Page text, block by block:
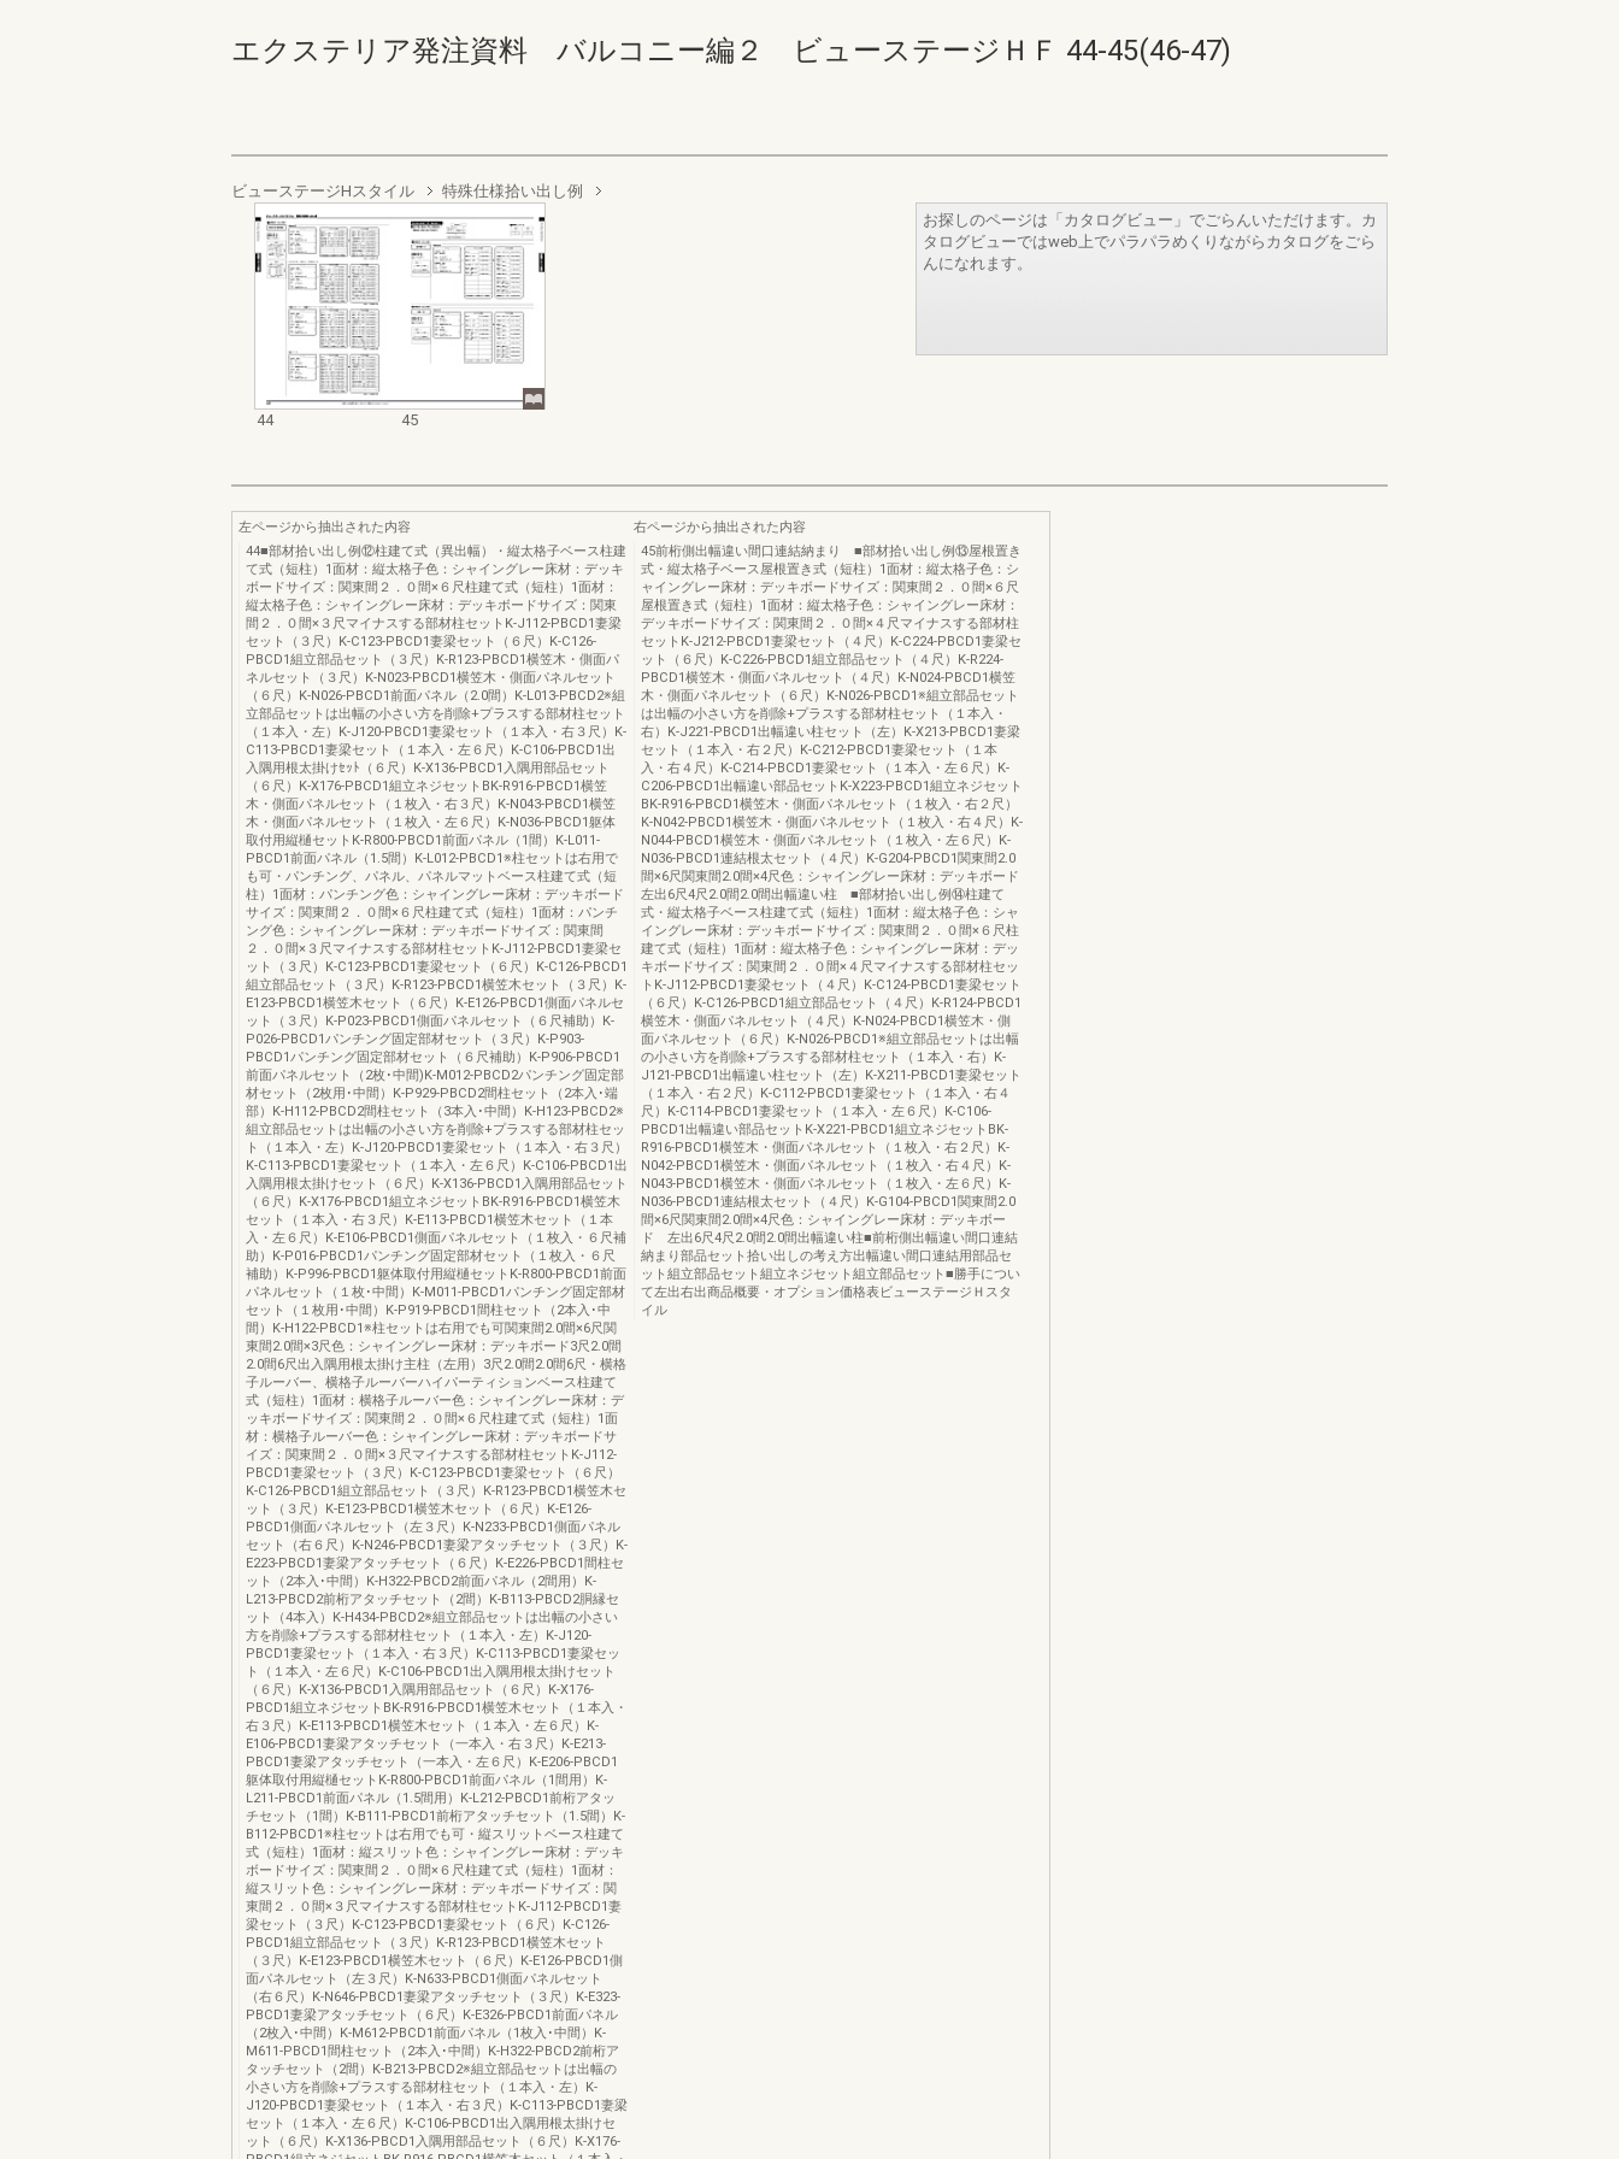
エクステリア発注資料 バルコニー編２ ビューステージＨＦ 44-45(46-47)
ビューステージHスタイル 特殊仕様拾い出し例
44 45
お探しのページは「カタログビュー」でごらんいただけます。カ
タログビューではweb上でパラパラめくりながらカタログをごら
んになれます。
左ページから抽出された内容
44■部材拾い出し例⑫柱建て式（異出幅）・縦太格子ベース柱建
て式（短柱）1面材：縦太格子色：シャイングレー床材：デッキ
ボードサイズ：関東間２．０間×６尺柱建て式（短柱）1面材：
縦太格子色：シャイングレー床材：デッキボードサイズ：関東
間２．０間×３尺マイナスする部材柱セットK-J112-PBCD1妻梁
セット（３尺）K-C123-PBCD1妻梁セット（６尺）K-C126-
PBCD1組立部品セット（３尺）K-R123-PBCD1横笠木・側面パ
ネルセット（３尺）K-N023-PBCD1横笠木・側面パネルセット
（６尺）K-N026-PBCD1前面パネル（2.0間）K-L013-PBCD2※組
立部品セットは出幅の小さい方を削除+プラスする部材柱セット
（１本入・左）K-J120-PBCD1妻梁セット（１本入・右３尺）K-
C113-PBCD1妻梁セット（１本入・左６尺）K-C106-PBCD1出
入隅用根太掛けｾｯﾄ（６尺）K-X136-PBCD1入隅用部品セット
（６尺）K-X176-PBCD1組立ネジセットBK-R916-PBCD1横笠
木・側面パネルセット（１枚入・右３尺）K-N043-PBCD1横笠
木・側面パネルセット（１枚入・左６尺）K-N036-PBCD1躯体
取付用縦樋セットK-R800-PBCD1前面パネル（1間）K-L011-
PBCD1前面パネル（1.5間）K-L012-PBCD1※柱セットは右用で
も可・パンチング、パネル、パネルマットベース柱建て式（短
柱）1面材：パンチング色：シャイングレー床材：デッキボード
サイズ：関東間２．０間×６尺柱建て式（短柱）1面材：パンチ
ング色：シャイングレー床材：デッキボードサイズ：関東間
２．０間×３尺マイナスする部材柱セットK-J112-PBCD1妻梁セ
ット（３尺）K-C123-PBCD1妻梁セット（６尺）K-C126-PBCD1
組立部品セット（３尺）K-R123-PBCD1横笠木セット（３尺）K-
E123-PBCD1横笠木セット（６尺）K-E126-PBCD1側面パネルセ
ット（３尺）K-P023-PBCD1側面パネルセット（６尺補助）K-
P026-PBCD1パンチング固定部材セット（３尺）K-P903-
PBCD1パンチング固定部材セット（６尺補助）K-P906-PBCD1
前面パネルセット（2枚･中間)K-M012-PBCD2パンチング固定部
材セット（2枚用･中間）K-P929-PBCD2間柱セット（2本入･端
部）K-H112-PBCD2間柱セット（3本入･中間）K-H123-PBCD2※
組立部品セットは出幅の小さい方を削除+プラスする部材柱セッ
ト（１本入・左）K-J120-PBCD1妻梁セット（１本入・右３尺）
K-C113-PBCD1妻梁セット（１本入・左６尺）K-C106-PBCD1出
入隅用根太掛けセット（６尺）K-X136-PBCD1入隅用部品セット
（６尺）K-X176-PBCD1組立ネジセットBK-R916-PBCD1横笠木
セット（１本入・右３尺）K-E113-PBCD1横笠木セット（１本
入・左６尺）K-E106-PBCD1側面パネルセット（１枚入・６尺補
助）K-P016-PBCD1パンチング固定部材セット（１枚入・６尺
補助）K-P996-PBCD1躯体取付用縦樋セットK-R800-PBCD1前面
パネルセット（１枚･中間）K-M011-PBCD1パンチング固定部材
セット（１枚用･中間）K-P919-PBCD1間柱セット（2本入･中
間）K-H122-PBCD1※柱セットは右用でも可関東間2.0間×6尺関
東間2.0間×3尺色：シャイングレー床材：デッキボード3尺2.0間
2.0間6尺出入隅用根太掛け主柱（左用）3尺2.0間2.0間6尺・横格
子ルーバー、横格子ルーバーハイパーティションベース柱建て
式（短柱）1面材：横格子ルーバー色：シャイングレー床材：デ
ッキボードサイズ：関東間２．０間×６尺柱建て式（短柱）1面
材：横格子ルーバー色：シャイングレー床材：デッキボードサ
イズ：関東間２．０間×３尺マイナスする部材柱セットK-J112-
PBCD1妻梁セット（３尺）K-C123-PBCD1妻梁セット（６尺）
K-C126-PBCD1組立部品セット（３尺）K-R123-PBCD1横笠木セ
ット（３尺）K-E123-PBCD1横笠木セット（６尺）K-E126-
PBCD1側面パネルセット（左３尺）K-N233-PBCD1側面パネル
セット（右６尺）K-N246-PBCD1妻梁アタッチセット（３尺）K-
E223-PBCD1妻梁アタッチセット（６尺）K-E226-PBCD1間柱セ
ット（2本入･中間）K-H322-PBCD2前面パネル（2間用）K-
L213-PBCD2前桁アタッチセット（2間）K-B113-PBCD2胴縁セ
ット（4本入）K-H434-PBCD2※組立部品セットは出幅の小さい
方を削除+プラスする部材柱セット（１本入・左）K-J120-
PBCD1妻梁セット（１本入・右３尺）K-C113-PBCD1妻梁セッ
ト（１本入・左６尺）K-C106-PBCD1出入隅用根太掛けセット
（６尺）K-X136-PBCD1入隅用部品セット（６尺）K-X176-
PBCD1組立ネジセットBK-R916-PBCD1横笠木セット（１本入・
右３尺）K-E113-PBCD1横笠木セット（１本入・左６尺）K-
E106-PBCD1妻梁アタッチセット（一本入・右３尺）K-E213-
PBCD1妻梁アタッチセット（一本入・左６尺）K-E206-PBCD1
躯体取付用縦樋セットK-R800-PBCD1前面パネル（1間用）K-
L211-PBCD1前面パネル（1.5間用）K-L212-PBCD1前桁アタッ
チセット（1間）K-B111-PBCD1前桁アタッチセット（1.5間）K-
B112-PBCD1※柱セットは右用でも可・縦スリットベース柱建て
式（短柱）1面材：縦スリット色：シャイングレー床材：デッキ
ボードサイズ：関東間２．０間×６尺柱建て式（短柱）1面材：
縦スリット色：シャイングレー床材：デッキボードサイズ：関
東間２．０間×３尺マイナスする部材柱セットK-J112-PBCD1妻
梁セット（３尺）K-C123-PBCD1妻梁セット（６尺）K-C126-
PBCD1組立部品セット（３尺）K-R123-PBCD1横笠木セット
（３尺）K-E123-PBCD1横笠木セット（６尺）K-E126-PBCD1側
面パネルセット（左３尺）K-N633-PBCD1側面パネルセット
（右６尺）K-N646-PBCD1妻梁アタッチセット（３尺）K-E323-
PBCD1妻梁アタッチセット（６尺）K-E326-PBCD1前面パネル
（2枚入･中間）K-M612-PBCD1前面パネル（1枚入･中間）K-
M611-PBCD1間柱セット（2本入･中間）K-H322-PBCD2前桁ア
タッチセット（2間）K-B213-PBCD2※組立部品セットは出幅の
小さい方を削除+プラスする部材柱セット（１本入・左）K-
J120-PBCD1妻梁セット（１本入・右３尺）K-C113-PBCD1妻梁
セット（１本入・左６尺）K-C106-PBCD1出入隅用根太掛けセ
ット（６尺）K-X136-PBCD1入隅用部品セット（６尺）K-X176-
右ページから抽出された内容
45前桁側出幅違い間口連結納まり ■部材拾い出し例⑬屋根置き
式・縦太格子ベース屋根置き式（短柱）1面材：縦太格子色：シ
ャイングレー床材：デッキボードサイズ：関東間２．０間×６尺
屋根置き式（短柱）1面材：縦太格子色：シャイングレー床材：
デッキボードサイズ：関東間２．０間×４尺マイナスする部材柱
セットK-J212-PBCD1妻梁セット（４尺）K-C224-PBCD1妻梁セ
ット（６尺）K-C226-PBCD1組立部品セット（４尺）K-R224-
PBCD1横笠木・側面パネルセット（４尺）K-N024-PBCD1横笠
木・側面パネルセット（６尺）K-N026-PBCD1※組立部品セット
は出幅の小さい方を削除+プラスする部材柱セット（１本入・
右）K-J221-PBCD1出幅違い柱セット（左）K-X213-PBCD1妻梁
セット（１本入・右２尺）K-C212-PBCD1妻梁セット（１本
入・右４尺）K-C214-PBCD1妻梁セット（１本入・左６尺）K-
C206-PBCD1出幅違い部品セットK-X223-PBCD1組立ネジセット
BK-R916-PBCD1横笠木・側面パネルセット（１枚入・右２尺）
K-N042-PBCD1横笠木・側面パネルセット（１枚入・右４尺）K-
N044-PBCD1横笠木・側面パネルセット（１枚入・左６尺）K-
N036-PBCD1連結根太セット（４尺）K-G204-PBCD1関東間2.0
間×6尺関東間2.0間×4尺色：シャイングレー床材：デッキボード
左出6尺4尺2.0間2.0間出幅違い柱 ■部材拾い出し例⑭柱建て
式・縦太格子ベース柱建て式（短柱）1面材：縦太格子色：シャ
イングレー床材：デッキボードサイズ：関東間２．０間×６尺柱
建て式（短柱）1面材：縦太格子色：シャイングレー床材：デッ
キボードサイズ：関東間２．０間×４尺マイナスする部材柱セッ
トK-J112-PBCD1妻梁セット（４尺）K-C124-PBCD1妻梁セット
（６尺）K-C126-PBCD1組立部品セット（４尺）K-R124-PBCD1
横笠木・側面パネルセット（４尺）K-N024-PBCD1横笠木・側
面パネルセット（６尺）K-N026-PBCD1※組立部品セットは出幅
の小さい方を削除+プラスする部材柱セット（１本入・右）K-
J121-PBCD1出幅違い柱セット（左）K-X211-PBCD1妻梁セット
（１本入・右２尺）K-C112-PBCD1妻梁セット（１本入・右４
尺）K-C114-PBCD1妻梁セット（１本入・左６尺）K-C106-
PBCD1出幅違い部品セットK-X221-PBCD1組立ネジセットBK-
R916-PBCD1横笠木・側面パネルセット（１枚入・右２尺）K-
N042-PBCD1横笠木・側面パネルセット（１枚入・右４尺）K-
N043-PBCD1横笠木・側面パネルセット（１枚入・左６尺）K-
N036-PBCD1連結根太セット（４尺）K-G104-PBCD1関東間2.0
間×6尺関東間2.0間×4尺色：シャイングレー床材：デッキボー
ド 左出6尺4尺2.0間2.0間出幅違い柱■前桁側出幅違い間口連結
納まり部品セット拾い出しの考え方出幅違い間口連結用部品セ
ット組立部品セット組立ネジセット組立部品セット■勝手につい
て左出右出商品概要・オプション価格表ビューステージＨスタ
イル